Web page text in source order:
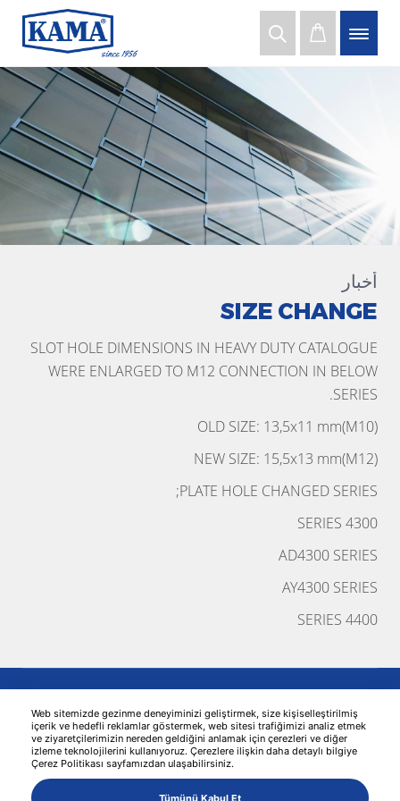
Web sitemizde gezinme deneyiminizi geliştirmek, size kişiselleştirilmiş
içerik ve hedefli reklamlar göstermek, web sitesi trafiğimizi analiz etmek
ve ziyaretçilerimizin nereden geldiğini anlamak için çerezleri ve diğer
izleme teknolojilerini kullanıyoruz. Çerezlere ilişkin daha detaylı bilgiye
Çerez Politikası sayfamızdan ulaşabilirsiniz.
Tümünü Kabul Et
أخبار
SIZE CHANGE
SLOT HOLE DIMENSIONS IN HEAVY DUTY CATALOGUE
WERE ENLARGED TO M12 CONNECTION IN BELOW
SERIES.
OLD SIZE: 13,5x11 mm(M10)
NEW SIZE: 15,5x13 mm(M12)
PLATE HOLE CHANGED SERIES;
4300 SERIES
AD4300 SERIES
AY4300 SERIES
4400 SERIES
© 2026 KAMA - تصميم الموقع MediaClick